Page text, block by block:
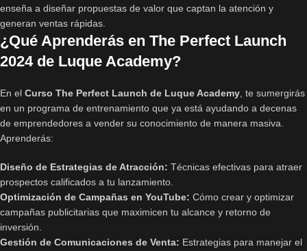
enseña a diseñar propuestas de valor que captan la atención y
generan ventas rápidas.
¿Qué Aprenderás en The Perfect Launch
2024 de Luque Academy?
En el Curso The Perfect Launch de Luque Academy, te sumergirás
en un programa de entrenamiento que ya está ayudando a decenas
de emprendedores a vender su conocimiento de manera masiva.
Aprenderás:
Diseño de Estrategias de Atracción: Técnicas efectivas para atraer
prospectos calificados a tu lanzamiento.
Optimización de Campañas en YouTube: Cómo crear y optimizar
campañas publicitarias que maximicen tu alcance y retorno de
inversión.
Gestión de Comunicaciones de Venta: Estrategias para manejar el